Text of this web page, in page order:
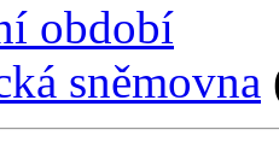
období
sněmovna